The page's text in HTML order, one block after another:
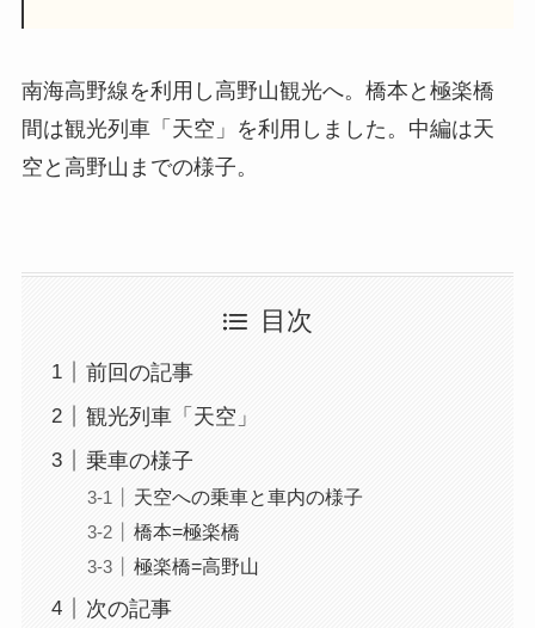
南海高野線を利用し高野山観光へ。橋本と極楽橋
間は観光列車「天空」を利用しました。中編は天
空と高野山までの様子。
目次
前回の記事
観光列車「天空」
乗車の様子
天空への乗車と車内の様子
橋本=極楽橋
極楽橋=高野山
次の記事